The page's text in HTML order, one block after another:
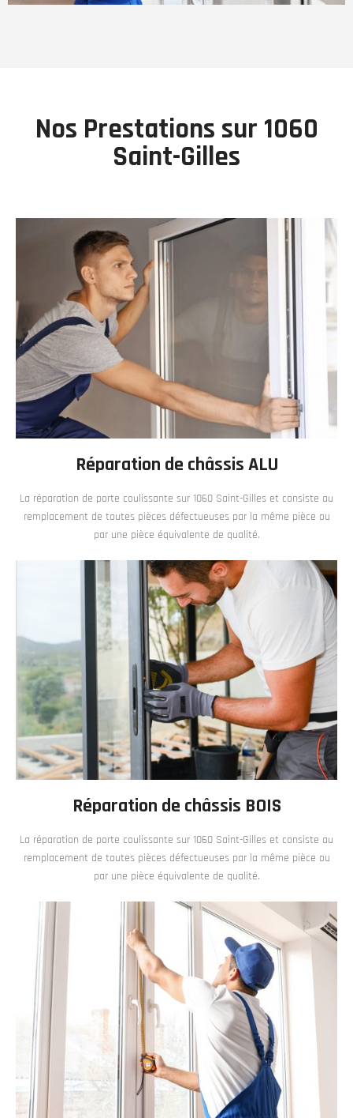
Nos Prestations sur 1060
Saint-Gilles
Réparation de châssis ALU
La réparation de porte coulissante sur 1060 Saint-Gilles et consiste au
remplacement de toutes pièces défectueuses par la même pièce ou
par une pièce équivalente de qualité.
Réparation de châssis BOIS
La réparation de porte coulissante sur 1060 Saint-Gilles et consiste au
remplacement de toutes pièces défectueuses par la même pièce ou
par une pièce équivalente de qualité.